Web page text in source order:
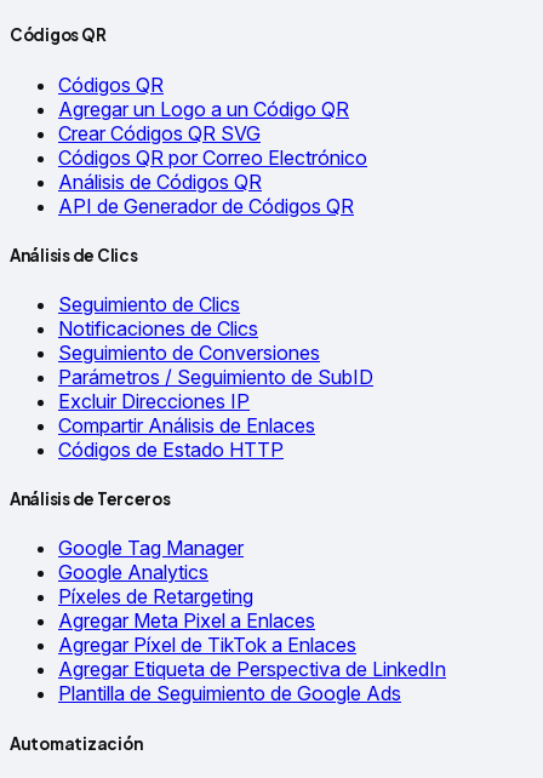
Códigos QR
Códigos QR
Agregar un Logo a un Código QR
Crear Códigos QR SVG
Códigos QR por Correo Electrónico
Análisis de Códigos QR
API de Generador de Códigos QR
Análisis de Clics
Seguimiento de Clics
Notificaciones de Clics
Seguimiento de Conversiones
Parámetros / Seguimiento de SubID
Excluir Direcciones IP
Compartir Análisis de Enlaces
Códigos de Estado HTTP
Análisis de Terceros
Google Tag Manager
Google Analytics
Píxeles de Retargeting
Agregar Meta Pixel a Enlaces
Agregar Píxel de TikTok a Enlaces
Agregar Etiqueta de Perspectiva de LinkedIn
Plantilla de Seguimiento de Google Ads
Automatización